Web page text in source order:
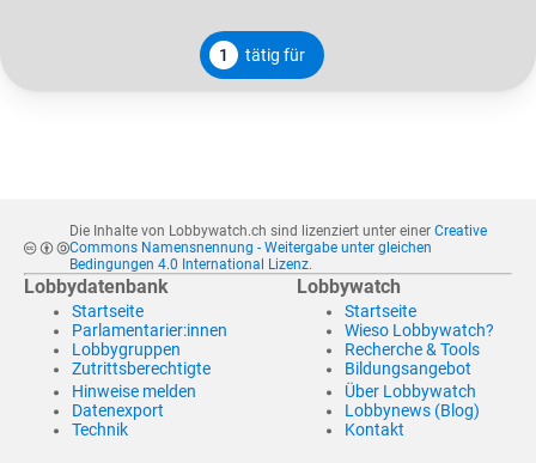
1 tätig für
Die Inhalte von Lobbywatch.ch sind lizenziert unter einer Creative
Commons Namensnennung - Weitergabe unter gleichen
Bedingungen 4.0 International Lizenz.
Lobbydatenbank
Startseite
Parlamentarier:innen
Lobbygruppen
Zutrittsberechtigte
Hinweise melden
Datenexport
Technik
Lobbywatch
Startseite
Wieso Lobbywatch?
Recherche & Tools
Bildungsangebot
Über Lobbywatch
Lobbynews (Blog)
Kontakt